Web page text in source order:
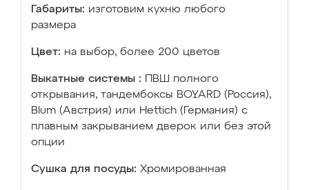
Габариты: изготовим кухню любого
размера
Цвет: на выбор, более 200 цветов
Выкатные системы :
ПВШ полного
открывания, тандембоксы BOYARD (Россия),
Blum (Австрия) или Hettich (Германия) с
плавным закрыванием дверок или без этой
опции
Сушка для посуды: Хромированная